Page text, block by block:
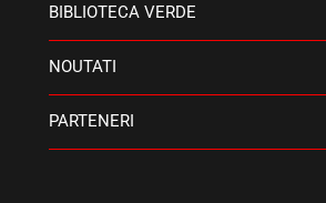
BIBLIOTECA VERDE
NOUTATI
PARTENERI